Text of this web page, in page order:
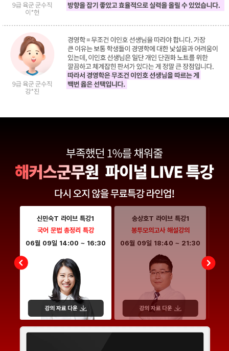
신민숙T 라이브 특강1
국어 문법 총정리 특강
06월 09일 14:00 ~ 16:30
송상호T 라이브 특강1
봉투모의고사 해설강의
06월 09일 18:40 ~ 21:30